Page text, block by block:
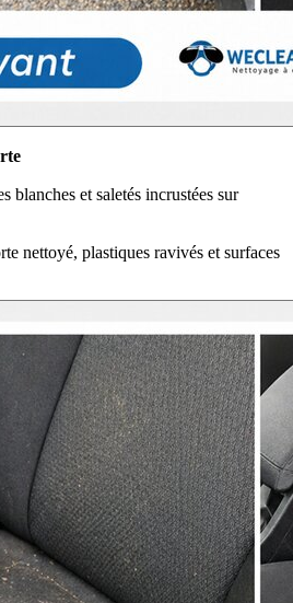
blanches et saletés incrustées sur
nettoyé, plastiques ravivés et surfaces